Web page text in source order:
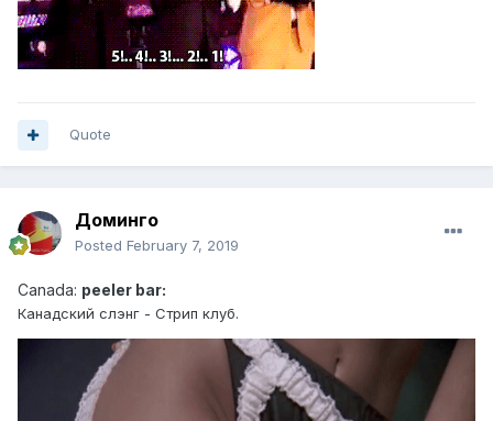
Quote
Доминго
Posted February 7, 2019
Canada: peeler bar:
Канадский слэн г - Стрип клуб.